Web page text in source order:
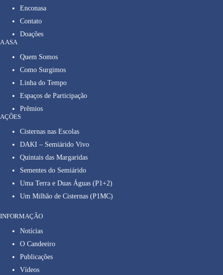
Enconasa
Contato
Doações
A ASA
Quem Somos
Como Surgimos
Linha do Tempo
Espaços de Participação
Prêmios
AÇÕES
Cisternas nas Escolas
DAKI – Semiárido Vivo
Quintais das Margaridas
Sementes do Semiárido
Uma Terra e Duas Águas (P1+2)
Um Milhão de Cisternas (P1MC)
INFORMAÇÃO
Notícias
O Candeeiro
Publicações
Vídeos